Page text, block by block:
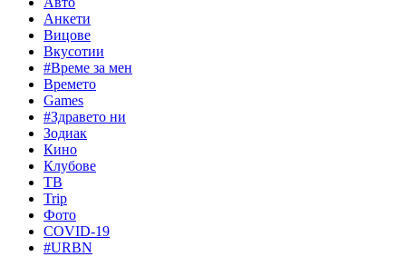
Анкети
Вицове
Вкусотии
#Време за мен
Времето
Games
#Здравето ни
Зодиак
Кино
Клубове
ТВ
Trip
Фото
COVID-19
#URBN